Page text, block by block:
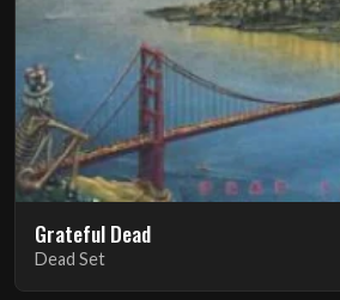
Grateful Dead
Dead Set